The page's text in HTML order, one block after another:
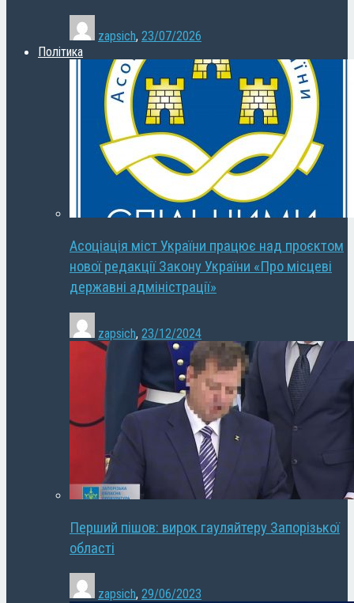
zapsich, 23/07/2026
Політика
Асоціація міст України працює над проєктом
нової редакції Закону України «Про місцеві
державні адміністрації»
zapsich, 23/12/2024
Перший пішов: вирок гауляйтеру Запорізької
області
zapsich, 29/06/2023